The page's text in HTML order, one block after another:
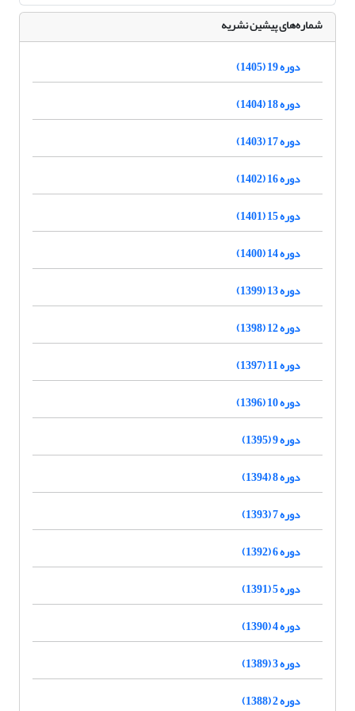
شماره‌های پیشین نشریه
دوره 19 (1405)
دوره 18 (1404)
دوره 17 (1403)
دوره 16 (1402)
دوره 15 (1401)
دوره 14 (1400)
دوره 13 (1399)
دوره 12 (1398)
دوره 11 (1397)
دوره 10 (1396)
دوره 9 (1395)
دوره 8 (1394)
دوره 7 (1393)
دوره 6 (1392)
دوره 5 (1391)
دوره 4 (1390)
دوره 3 (1389)
دوره 2 (1388)